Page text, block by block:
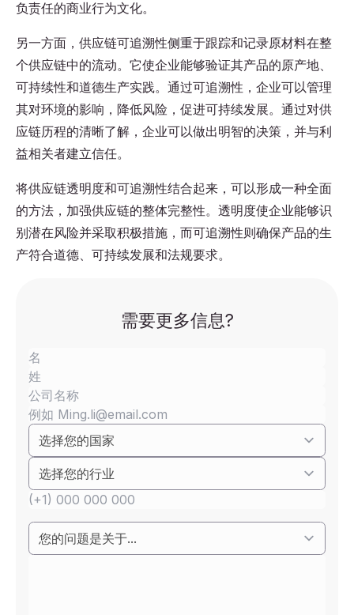
负责任的商业行为文化。
另一方面，供应链可追溯性侧重于跟踪和记录原材料在整
个供应链中的流动。它使企业能够验证其产品的原产地、
可持续性和道德生产实践。通过可追溯性，企业可以管理
其对环境的影响，降低风险，促进可持续发展。通过对供
应链历程的清晰了解，企业可以做出明智的决策，并与利
益相关者建立信任。
将供应链透明度和可追溯性结合起来，可以形成一种全面
的方法，加强供应链的整体完整性。透明度使企业能够识
别潜在风险并采取积极措施，而可追溯性则确保产品的生
产符合道德、可持续发展和法规要求。
需要更多信息?